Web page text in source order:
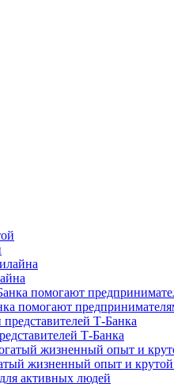
помогают
Т-Банка
жизненный опыт и крутой